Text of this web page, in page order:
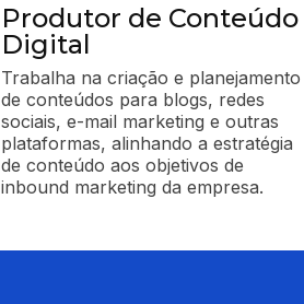
Produtor de Conteúdo
Digital
Trabalha na criação e planejamento
de conteúdos para blogs, redes
sociais, e-mail marketing e outras
plataformas, alinhando a estratégia
de conteúdo aos objetivos de
inbound marketing da empresa.